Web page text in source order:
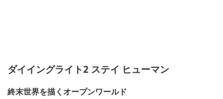
ダイイングライト2 ステイ ヒューマン
終末世界を描くオープンワールド